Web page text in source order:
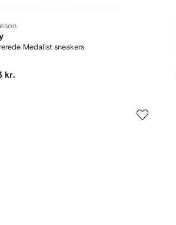
Medalist sneakers
kr.